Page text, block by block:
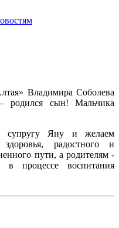
Владимира Соболева
родился сын! Мальчика
супругу Яну и желаем
здоровья, радостного и
пути, а родителям -
в процессе воспитания